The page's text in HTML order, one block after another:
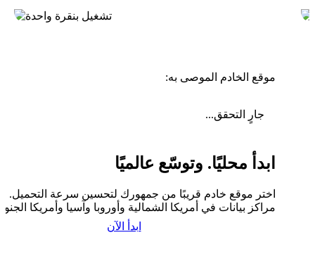
موقع الخادم الموصى به:
جارٍ التحقق...
ابدأ محليًا. وتوسّع عالميًا
اختر موقع خادم قريبًا من جمهورك لتحسين سرعة التحميل.
مراكز بيانات في أمريكا الشمالية وأوروبا وآسيا وأمريكا
ابدأ الآن